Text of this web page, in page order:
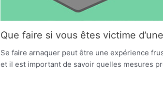
Que faire si vous êtes victime
Se faire arnaquer peut être une expérience
et il est important de savoir quelles mesures